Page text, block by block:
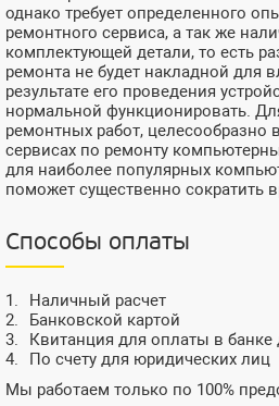
однако требует определенного
ремонтного сервиса, а так же
комплектующей детали, то есть
ремонта не будет накладной для
результате его проведения
нормальной функционировать.
ремонтных работ, целесообразно
сервисах по ремонту
для наиболее популярных
поможет существенно сократить
Способы оплаты
Наличный расчет
Банковской картой
Квитанция для оплаты в банке
По счету для юридических лиц
Мы работаем только по 100%